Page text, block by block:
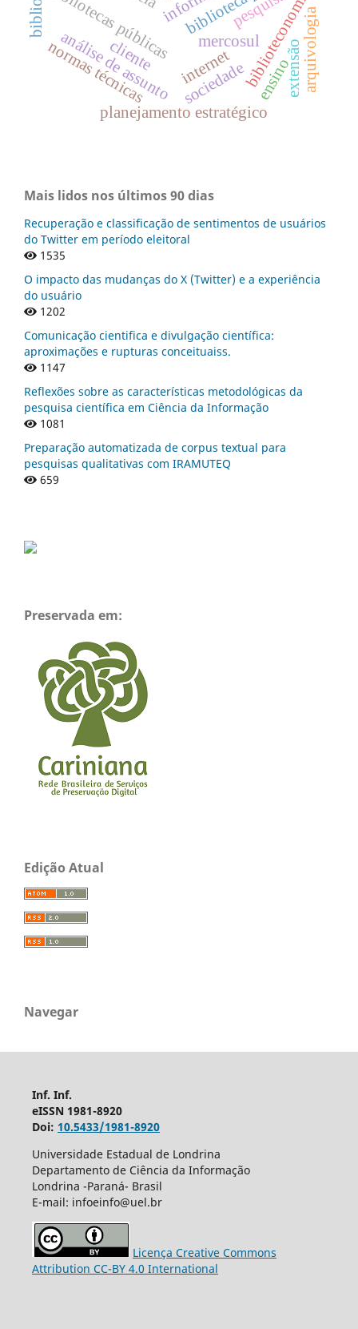
bibliotecas públicas
cliente mercosul
internet
análise de assunto biblioteconomia
arquivologia
normas técnicas
planejamento estratégico
extensão
sociedadeensino
Mais lidos nos últimos 90 dias
Recuperação e classificação de sentimentos de usuários
do Twitter em período eleitoral
1535
O impacto das mudanças do X (Twitter) e a experiência
do usuário
1202
Comunicação cientifica e divulgação científica:
aproximações e rupturas conceituaiss.
1147
Reflexões sobre as características metodológicas da
pesquisa científica em Ciência da Informação
1081
Preparação automatizada de corpus textual para
pesquisas qualitativas com IRAMUTEQ
659
Preservada em:
Edição Atual
Navegar
Inf. Inf.
eISSN 1981-8920
Doi: 10.5433/1981-8920
Universidade Estadual de Londrina
Departamento de Ciência da Informação
Londrina -Paraná- Brasil
E-mail: infoeinfo@uel.br
Licença Creative Commons
Attribution CC-BY 4.0 International